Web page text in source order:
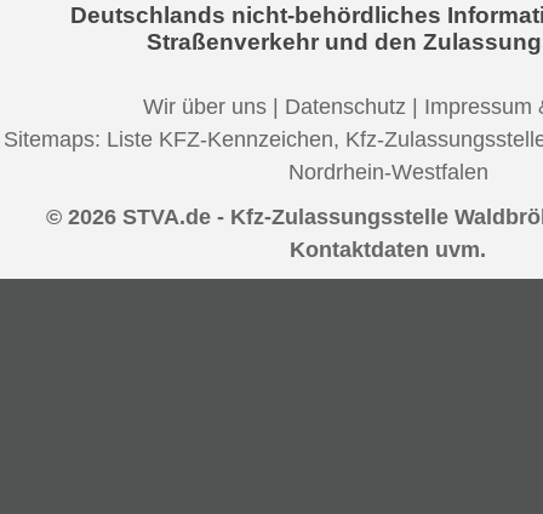
Deutschlands nicht-behördliches
Straßenverkehr und den
Wir über uns Datenschutz
Impressum
Sitemaps: Liste KFZ-Kennzeichen, Kfz-
Nordrhein-Westfalen
© 2026 STVA.de - Kfz-Zulassungsstelle
Kontaktdaten uvm.